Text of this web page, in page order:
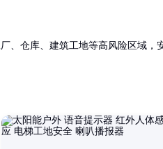
、仓库、建筑工地等高风险区域，